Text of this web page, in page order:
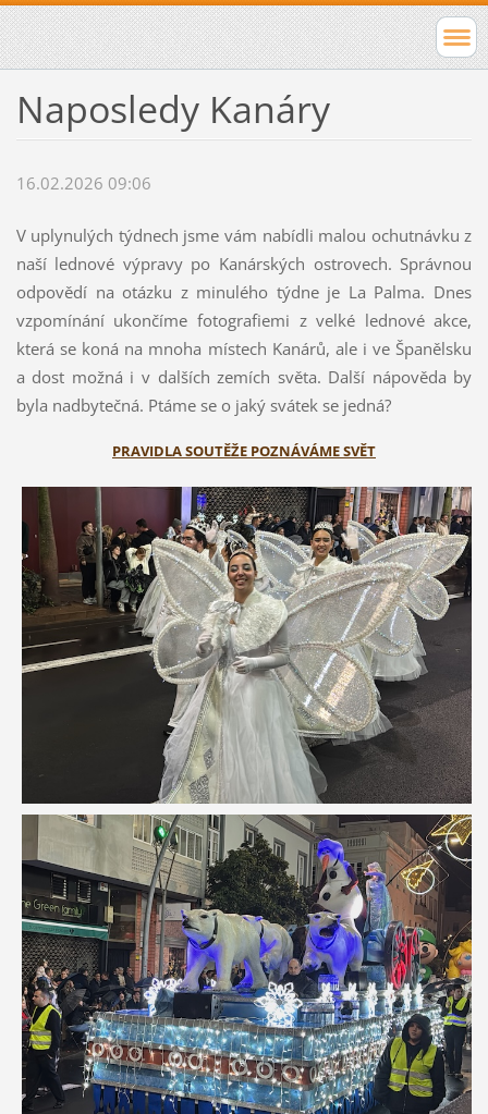
Naposledy Kanáry
16.02.2026 09:06
V uplynulých týdnech jsme vám nabídli malou ochutnávku z
naší lednové výpravy po Kanárských ostrovech. Správnou
odpovědí na otázku z minulého týdne je La Palma. Dnes
vzpomínání ukončíme fotografiemi z velké lednové akce,
která se koná na mnoha místech Kanárů, ale i ve Španělsku
a dost možná i v dalších zemích světa. Další nápověda by
byla nadbytečná. Ptáme se o jaký svátek se jedná?
PRAVIDLA SOUTĚŽE POZNÁVÁME SVĚT